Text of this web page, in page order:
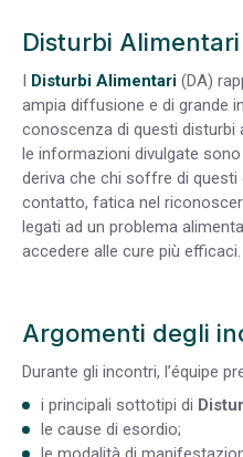
Disturbi Alimentari
Disturbi Alimentari (DA)
ampia diffusione e di grande
conoscenza di questi disturbi
le informazioni divulgate
deriva che chi soffre di
contatto, fatica nel
legati ad un problema
accedere alle cure più efficaci.
Argomenti degli
Durante gli incontri, l’équipe
i principali sottotipi di
le cause di esordio;